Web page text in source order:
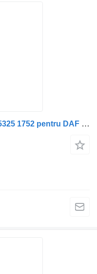
VDO Unitate de Control VDO 15325 1752 pentru DAF 1639082 pentru camion